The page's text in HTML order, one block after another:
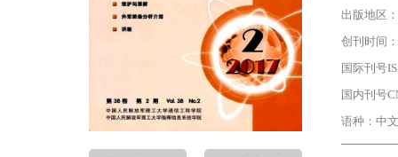
出版地区
创刊时间
国际刊号
国内刊号
语种：中